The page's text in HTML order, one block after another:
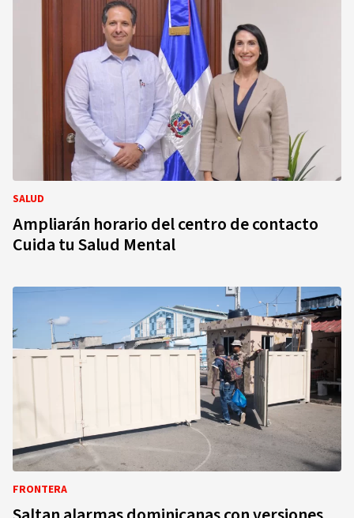
SALUD
Ampliarán horario del centro de contacto
Cuida tu Salud Mental
FRONTERA